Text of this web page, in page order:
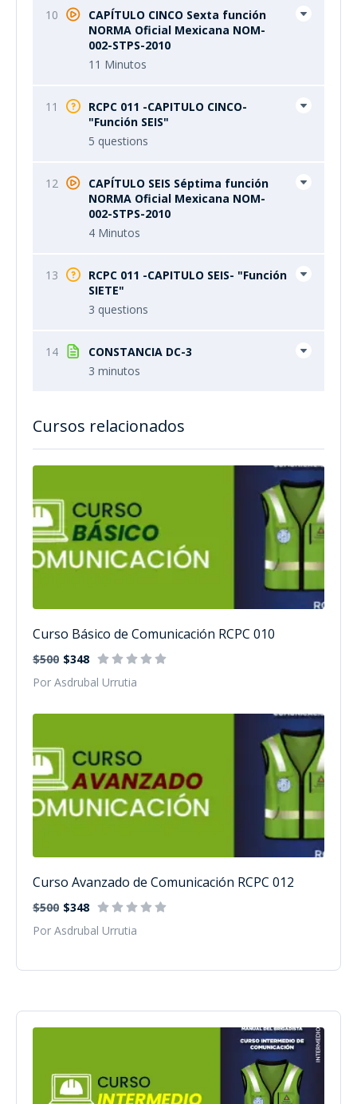
10
CAPÍTULO CINCO Sexta función
NORMA Oficial Mexicana NOM-
002-STPS-2010
11 Minutos
11
RCPC 011 -CAPITULO CINCO-
"Función SEIS"
5 questions
12
CAPÍTULO SEIS Séptima función
NORMA Oficial Mexicana NOM-
002-STPS-2010
4 Minutos
13
RCPC 011 -CAPITULO SEIS- "Función
SIETE"
3 questions
14
CONSTANCIA DC-3
3 minutos
Cursos relacionados
Curso Básico de Comunicación RCPC 010
$500 $348
Por Asdrubal Urrutia
Curso Avanzado de Comunicación RCPC 012
$500 $348
Por Asdrubal Urrutia